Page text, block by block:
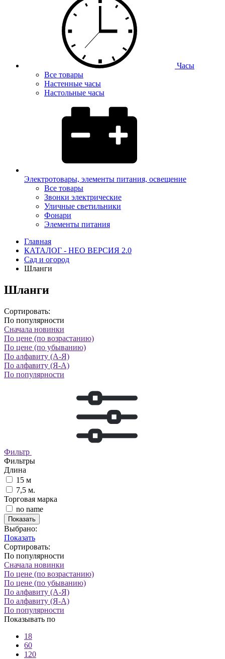
Часы
Все товары
Настенные часы
Настольные часы
Электротовары, элементы питания, освещение
Все товары
Звонки электрические
Уличные светильники
Фонари
Элементы питания
Главная
КАТАЛОГ - НЕО ВЕРСИЯ 2.0
Сад и огород
Шланги
Шланги
Сортировать:
По популярности
Сначала новинки
По цене (по возрастанию)
По цене (по убыванию)
По алфавиту (А-Я)
По алфавиту (Я-А)
По популярности
Фильтр
Фильтры
Длина
15 м
7,5 м.
Торговая марка
no name
Показать
Выбрано:
Показать
Сортировать:
По популярности
Сначала новинки
По цене (по возрастанию)
По цене (по убыванию)
По алфавиту (А-Я)
По алфавиту (Я-А)
По популярности
Показывать по
18
60
120